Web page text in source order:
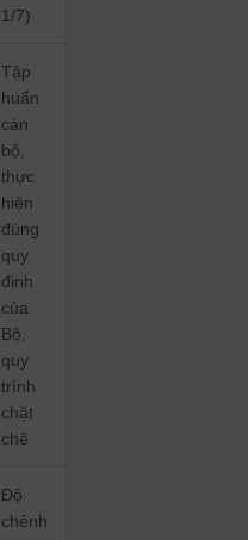
1/7)
Tập
huấn
cán
bộ,
thực
hiện
đúng
quy
định
của
Bộ,
quy
trình
chặt
chẽ
Độ
chênh